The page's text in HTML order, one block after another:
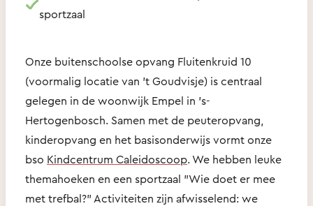
sportzaal
Onze buitenschoolse opvang Fluitenkruid 10
(voormalig locatie van 't Goudvisje) is centraal
gelegen in de woonwijk Empel in 's-
Hertogenbosch. Samen met de peuteropvang,
kinderopvang en het basisonderwijs vormt onze
bso Kindcentrum Caleidoscoop. We hebben leuke
themahoeken en een sportzaal "Wie doet er mee
met trefbal?" Activiteiten zijn afwisselend: we